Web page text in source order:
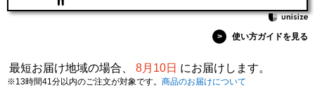
> 使い方ガイドを見る
最短お届け地域の場合、 8月10日 にお届けします。
※13時間41分以内のご注文が対象です。 商品のお届けについて